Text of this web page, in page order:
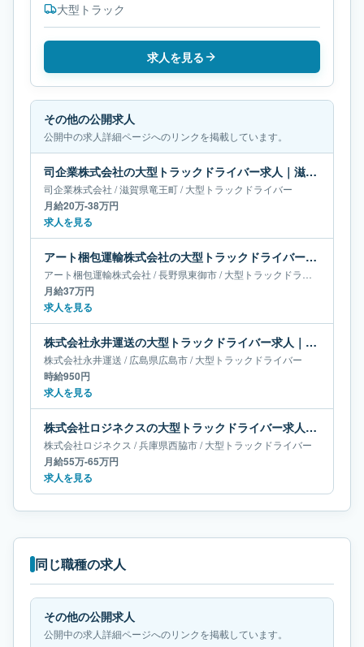
大型トラック
求人を見る
その他の公開求人
公開中の求人詳細ページへのリンクを掲載しています。
司企業株式会社の大型トラックドライバー求人｜滋賀県竜王町｜月給20万-38万円
司企業株式会社 /滋賀県竜王町/大型トラックドライバー
月給20万-38万円
求人を見る
アート梱包運輸株式会社の大型トラックドライバー求人｜長野県東御市｜月給37万円
アート梱包運輸株式会社 /長野県東御市/大型トラックドライバー
月給37万円
求人を見る
株式会社永井運送の大型トラックドライバー求人｜広島県広島市
株式会社永井運送 /広島県広島市/大型トラックドライバー
時給950円
求人を見る
株式会社ロジネクスの大型トラックドライバー求人｜兵庫県西脇市｜月給55万-65万円
株式会社ロジネクス /兵庫県西脇市/大型トラックドライバー
月給55万-65万円
求人を見る
同じ職種の求人
その他の公開求人
公開中の求人詳細ページへのリンクを掲載しています。